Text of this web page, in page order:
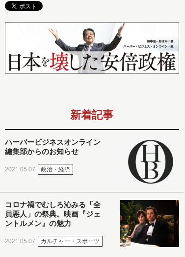
新着記事
ハーバービジネスオンライン
編集部からのお知らせ
2021.05.07 政治・経済
コロナ禍でむしろ沁みる「全
員悪人」の祭典。映画『ジェ
ントルメン』の魅力
2021.05.07 カルチャー・スポーツ